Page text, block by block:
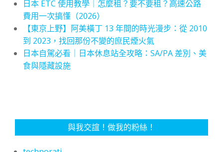
日本 ETC 使用教學｜怎麼租？要不要租？高速公路
費用一次搞懂（2026）
【東京上野】阿美橫丁 13 年間的時光漫步：從 2010
到 2023，找回那份不變的庶民煙火氣
日本自駕必看｜日本休息站全攻略：SA/PA 差別、美
食與隱藏設施
與我交誼！做我的粉絲！